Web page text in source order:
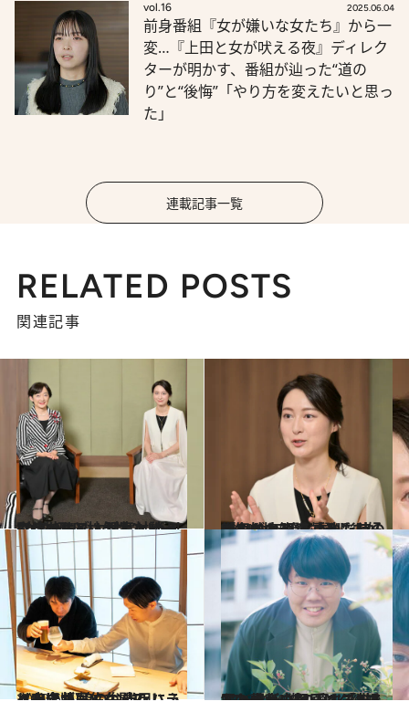
vol.16 2025.06.04
前身番組『女が嫌いな女たち』から一
変…『上田と女が吠える夜』ディレク
ターが明かす、番組が辿った“道の
り”と“後悔”「やり方を変えたいと思っ
た」
連載記事一覧
RELATED POSTS
関連記事
2022.10.7
“女性初”というオンリーワンから、 “女性”というワン・オブ・ゼムへ 小川彩佳×NHK林 理恵対談
カルチャー 2022.10.7
「知性と知識、そして好奇心が 年齢を重ねた時の魅力になる」 小川彩佳×NHK林 理恵対談
カルチャー
2020.6.6
《完全版》佐久間P×ハライチ岩井 娘の弁当用にふりかけが届くなんて！
カルチャー 2022.8.10
“スーパー猫の日”に結婚した蛙亭中野 愛する猫2匹と妻との毎日は 「みんな、僕がいないとダメですね」
カルチャー